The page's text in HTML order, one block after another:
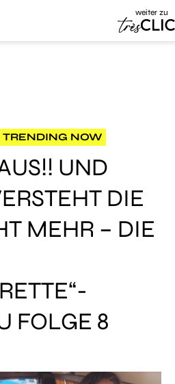
weiter zu
TRENDING NOW
UND
DIE
MEHR – DIE
FOLGE 8